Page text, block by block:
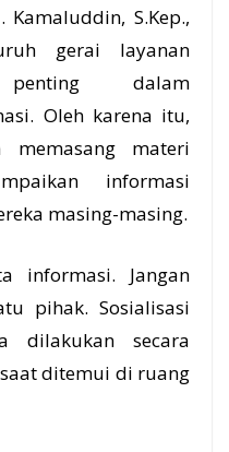
Kamaluddin, S.Kep.,
gerai layanan
dalam
Oleh karena itu,
materi
informasi
masing-masing.
informasi. Jangan
pihak. Sosialisasi
dilakukan secara
ditemui di ruang